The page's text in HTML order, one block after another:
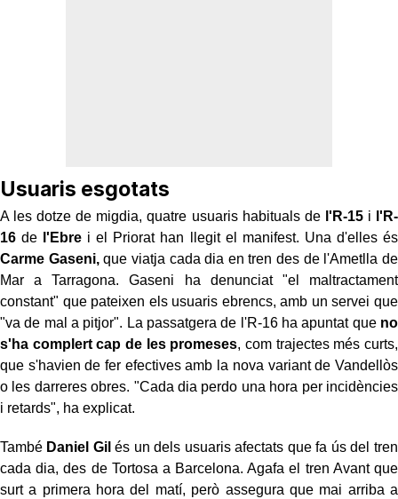
Usuaris esgotats
A les dotze de migdia, quatre usuaris habituals de l'R-15i l'R-
16 de l'Ebre i el Priorat han llegit el manifest. Una d'elles és
Carme Gaseni,que viatja cada dia en tren des de l'Ametlla de
Mar a Tarragona. Gaseni ha denunciat "el maltractament
constant" que pateixen els usuaris ebrencs, amb un servei que
"va de mal a pitjor". La passatgera de l'R-16 ha apuntat que no
s'ha complert cap de les promeses, com trajectes més curts,
que s'havien de fer efectives amb la nova variant de Vandellòs
o les darreres obres. "Cada dia perdo una hora per incidències
i retards", ha explicat.
També Daniel Gil és un dels usuaris afectats que fa ús del tren
cada dia, des de Tortosa a Barcelona. Agafa el tren Avant que
surt a primera hora del matí, però assegura que mai arriba a